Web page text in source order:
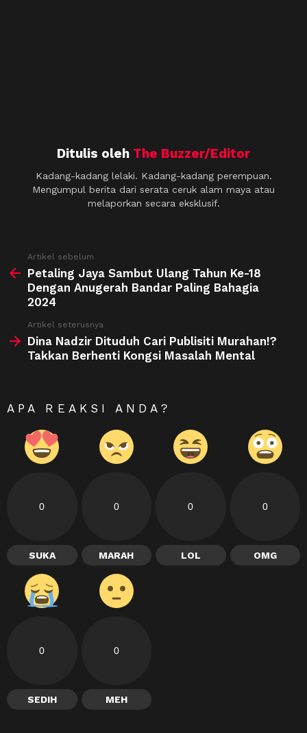
Ditulis oleh The Buzzer/Editor
Kadang-kadang lelaki. Kadang-kadang perempuan.
Mengumpul berita dari serata ceruk alam maya atau
melaporkan secara eksklusif.
more
Artikel sebelum
Petaling Jaya Sambut Ulang Tahun Ke-18
Dengan Anugerah Bandar Paling Bahagia
2024
Artikel seterusnya
Dina Nadzir Dituduh Cari Publisiti Murahan!?
Takkan Berhenti Kongsi Masalah Mental
APA REAKSI ANDA?
0
SUKA
0
MARAH
0
LOL
0
OMG
0
SEDIH
0
MEH